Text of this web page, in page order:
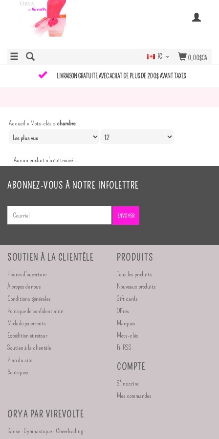
0,00$CA
FC
LIVRAISON GRATUITE AVEC ACHAT DE PLUS DE 200$ AVANT TAXES
Accueil »Mots-clés »chambre
Aucun produit n'a été trouvé...
ABONNEZ-VOUS À NOTRE INFOLETTRE
ENVOYER
SOUTIEN À LA CLIENTÈLE
Heures d'ouverture
À propos de nous
Conditions générales
Politique de confidentialité
Mode de paiements
Expédition et retour
Soutien à la clientèle
Plan du site
Boutiques
PRODUITS
Tous les produits
Nouveaux produits
Gift cards
Offres
Marques
Mots-clés
Fil RSS
COMPTE
S'inscrire
Mes commandes
ORYA PAR VIREVOLTE
Danse - Gymnastique - Cheerleading -